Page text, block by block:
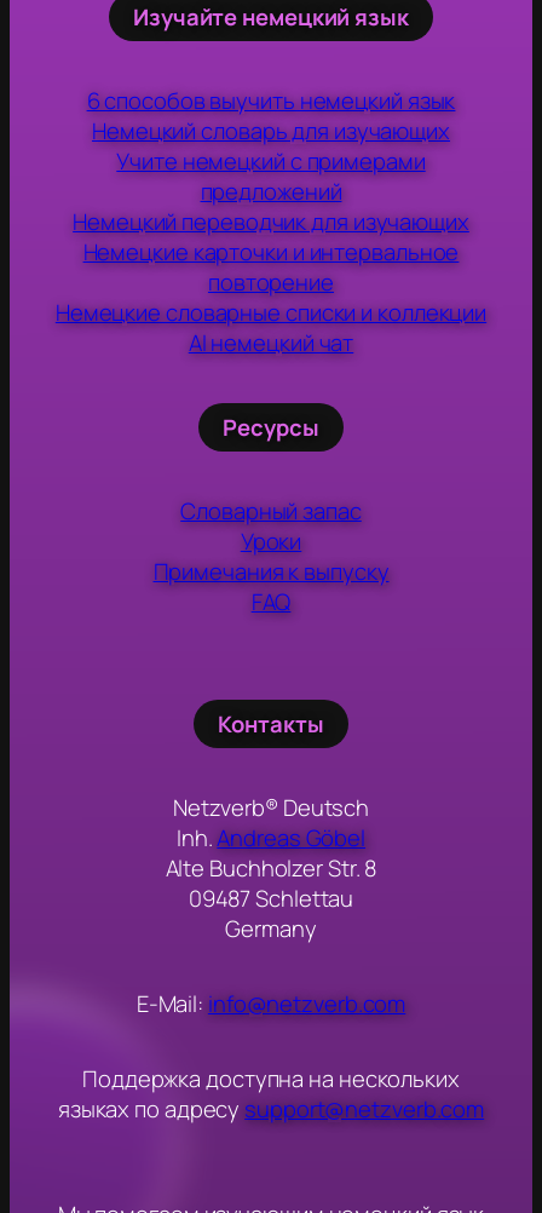
Изучайте немецкий язык
6 способов выучить немецкий язык
Немецкий словарь для изучающих
Учите немецкий с примерами
предложений
Немецкий переводчик для изучающих
Немецкие карточки и интервальное
повторение
Немецкие словарные списки и коллекции
AI немецкий чат
Ресурсы
Словарный запас
Уроки
Примечания к выпуску
FAQ
Контакты
Netzverb® Deutsch
Inh.Andreas Göbel
Alte Buchholzer Str. 8
09487 Schlettau
Germany
E-Mail: info@netzverb.com
Поддержка доступна на нескольких
языках по адресу support@netzverb.com